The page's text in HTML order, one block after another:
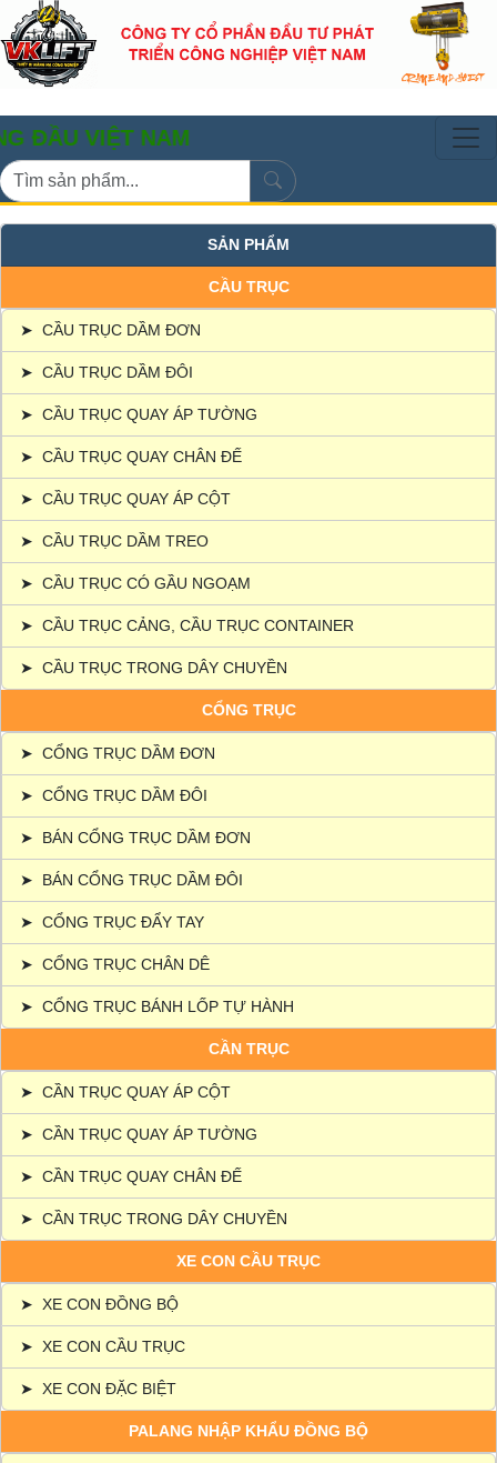
NAM
SẢN PHẨM
CẦU TRỤC
➤ CẦU TRỤC DẦM ĐƠN
➤ CẦU TRỤC DẦM ĐÔI
➤ CẦU TRỤC QUAY ÁP TƯỜNG
➤ CẦU TRỤC QUAY CHÂN ĐẾ
➤ CẦU TRỤC QUAY ÁP CỘT
➤ CẦU TRỤC DẦM TREO
➤ CẦU TRỤC CÓ GẦU NGOẠM
➤ CẦU TRỤC CẢNG, CẦU TRỤC CONTAINER
➤ CẦU TRỤC TRONG DÂY CHUYỀN
CỔNG TRỤC
➤ CỔNG TRỤC DẦM ĐƠN
➤ CỔNG TRỤC DẦM ĐÔI
➤ BÁN CỔNG TRỤC DẦM ĐƠN
➤ BÁN CỔNG TRỤC DẦM ĐÔI
➤ CỔNG TRỤC ĐẨY TAY
➤ CỔNG TRỤC CHÂN DÊ
➤ CỔNG TRỤC BÁNH LỐP TỰ HÀNH
CẦN TRỤC
➤ CẦN TRỤC QUAY ÁP CỘT
➤ CẦN TRỤC QUAY ÁP TƯỜNG
➤ CẦN TRỤC QUAY CHÂN ĐẾ
➤ CẦN TRỤC TRONG DÂY CHUYỀN
XE CON CẦU TRỤC
➤ XE CON ĐỒNG BỘ
➤ XE CON CẦU TRỤC
➤ XE CON ĐẶC BIỆT
PALANG NHẬP KHẨU ĐỒNG BỘ